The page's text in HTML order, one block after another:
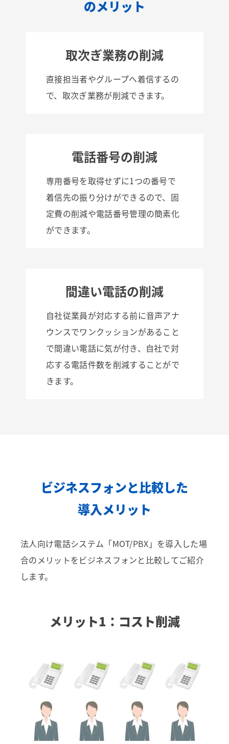
のメリット
取次ぎ業務の削減
直接担当者やグループへ着信するの
で、取次ぎ業務が削減できます。
電話番号の削減
専用番号を取得せずに1つの番号で
着信先の振り分けができるので、固
定費の削減や電話番号管理の簡素化
ができます。
間違い電話の削減
自社従業員が対応する前に音声アナ
ウンスでワンクッションがあること
で間違い電話に気が付き、自社で対
応する電話件数を削減することがで
きます。
ビジネスフォンと比較した
導入メリット
法人向け電話システム「MOT/PBX」を導入した場
合のメリットをビジネスフォンと比較してご紹介
します。
メリット1：コスト削減